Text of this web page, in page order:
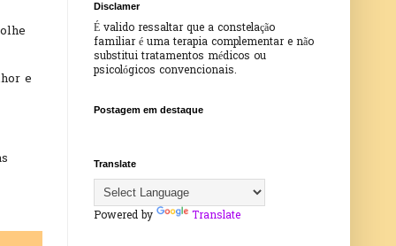
e
Disclamer
É valido ressaltar que a constelação
familiar é uma terapia complementar e não
substitui tratamentos médicos ou
psicológicos convencionais.
Postagem em destaque
Translate
Powered by Translate